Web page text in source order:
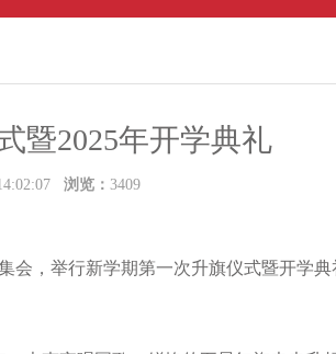
暨2025年开学典礼
浏览： 3409
，举行新学期第一次升旗仪式暨开学典